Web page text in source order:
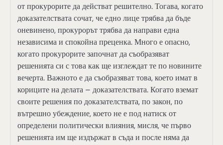
от прокурорите да действат решително. Тогава, когато
доказателствата сочат, че едно лице трябва да бъде
оневинено, прокурорът трябва да направи една
независима и спокойна преценка. Много е опасно,
когато прокурорите започнат да съобразяват
решенията си с това как ще изглеждат те по новините
вечерта. Важното е да съобразяват това, което имат в
кориците на делата – доказателствата. Когато вземат
своите решения по доказателствата, по закон, по
вътрешно убеждение, което не е под натиск от
определени политически влияния, мисля, че първо
решенията им ще издържат в съда и после няма да